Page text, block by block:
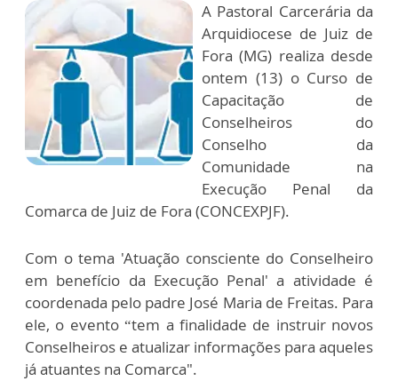
A Pastoral Carcerária da
Arquidiocese de Juiz de
Fora (MG) realiza desde
ontem (13) o Curso de
Capacitação de
Conselheiros do
Conselho da
Comunidade na
Execução Penal da
Comarca de Juiz de Fora (CONCEXPJF).
Com o tema 'Atuação consciente do Conselheiro
em benefício da Execução Penal' a atividade é
coordenada pelo padre José Maria de Freitas. Para
ele, o evento “tem a finalidade de instruir novos
Conselheiros e atualizar informações para aqueles
já atuantes na Comarca".